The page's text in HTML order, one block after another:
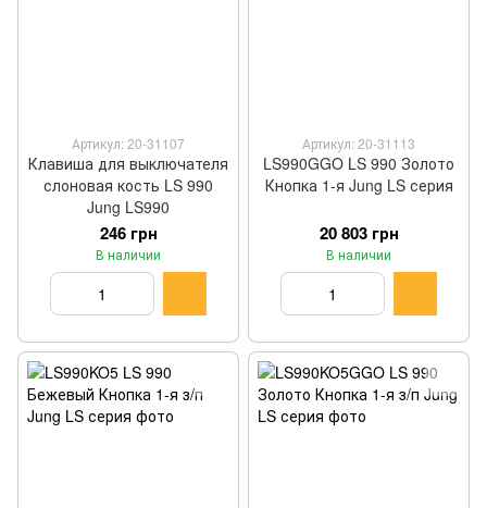
Артикул: 20-31107
Клавиша для выключателя
слоновая кость LS 990
Jung LS990
246 грн
В наличии
Артикул: 20-31113
LS990GGO LS 990 Золото
Кнопка 1-я Jung LS серия
20 803 грн
В наличии